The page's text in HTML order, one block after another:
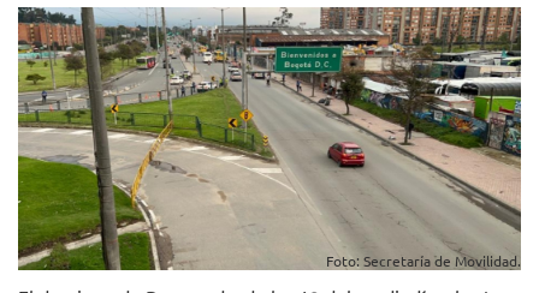
Foto: Secretaría de Movilidad.